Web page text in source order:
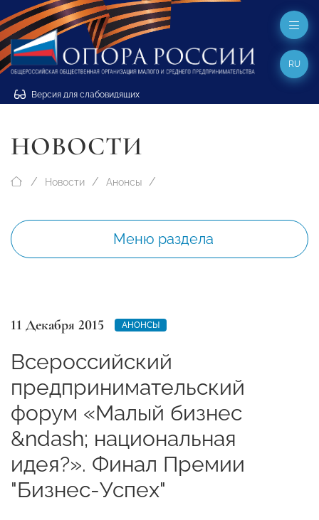
Версия для слабовидящих
RU
НОВОСТИ
Новости Анонсы
Меню раздела
11 Декабря 2015 АНОНСЫ
Всероссийский
предпринимательский
форум «Малый бизнес
&ndash; национальная
идея?». Финал Премии
"Бизнес-Успех"